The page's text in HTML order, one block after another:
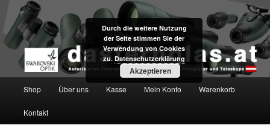
primären
Inhalt
springendasfernglas.at
Fachversand für Swarovski Optik Ferngläser und Teleskope direkt aus Tirol
Shop Über uns Kasse Mein Konto Warenkorb
Kontakt
Durch die weitere Nutzung
der Seite stimmen Sie der
Verwendung von Cookies
zu. Datenschutzerklärung
Akzeptieren